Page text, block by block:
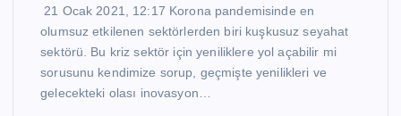
21 Ocak 2021, 12:17 Korona pandemisinde en
olumsuz etkilenen sektörlerden biri kuşkusuz seyahat
sektörü. Bu kriz sektör için yeniliklere yol açabilir mi
sorusunu kendimize sorup, geçmişte yenilikleri ve
gelecekteki olası inovasyon…